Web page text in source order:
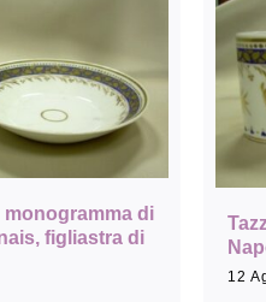
monogramma di
figliastra di
12